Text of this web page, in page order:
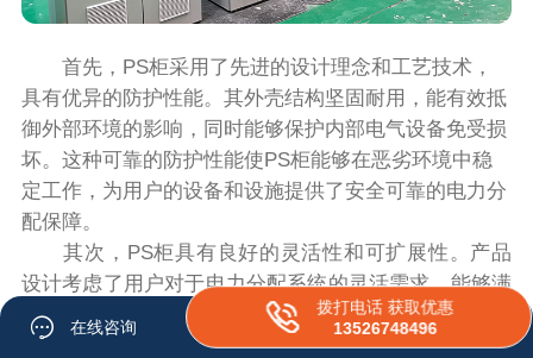
首先，PS柜采用了先进的设计理念和工艺技术，
具有优异的防护性能。其外壳结构坚固耐用，能有效抵
御外部环境的影响，同时能够保护内部电气设备免受损
坏。这种可靠的防护性能使PS柜能够在恶劣环境中稳
定工作，为用户的设备和设施提供了安全可靠的电力分
配保障。
其次，PS柜具有良好的灵活性和可扩展性。产品
设计考虑了用户对于电力分配系统的灵活需求，能够满
足不同规模和要求的电力配电。同时，PS柜还提供了
多种可选的配件和附件，使得用户可以根据自身需求进
在线咨询
拨打电话 获取优惠
13526748496